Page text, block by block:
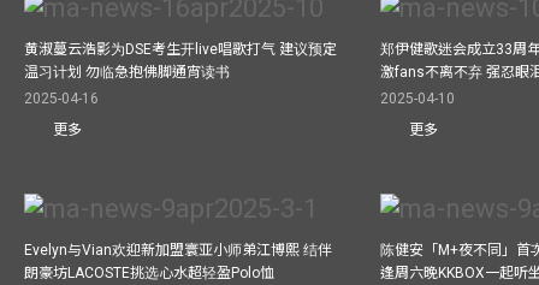
黄淑蔓云浩影为DSE考生开live唱歌打气 建议预定
温习计划 勿临急抱佛脚通宵读书
2025-04-16
更多
郑伊健歌迷会成立33周
激fans不离不弃 强忍眼
2025-04-10
更多
Evelyn与Vian欢迎新加盟寰亚小师弟江博熙 结伴
朗豪坊LACOSTE挑选心水超轻盈Polo恤
陈健安「M+夜不同」首
逢周六晚KKBOX一起听